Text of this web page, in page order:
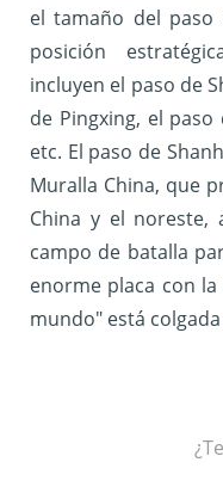
el tamaño del
posición
incluyen el paso de
de Pingxing, el paso
etc. El paso de
Muralla China, que
China y el
campo de batalla
enorme placa con
mundo" está